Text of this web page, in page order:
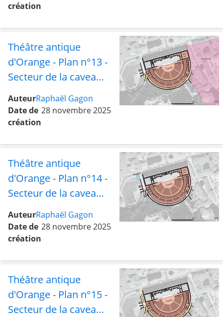
création
Théâtre antique
d'Orange - Plan n°13 -
Secteur de la cavea
avec l'aile est, les
abords est et la rue
sud
AuteurRaphaël Gagon
Date de
création
28 novembre 2025
Théâtre antique
d'Orange - Plan n°14 -
Secteur de la cavea
avec l'aile est et le
tétrapyle
AuteurRaphaël Gagon
Date de
création
28 novembre 2025
Théâtre antique
d'Orange - Plan n°15 -
Secteur de la cavea